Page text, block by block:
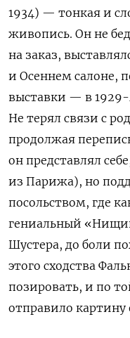
1934) — тонкая и
живопись. Он не
на заказ,
и Осеннем салоне,
выставки — в
Не терял связи с
продолжая
он представлял
из Парижа), но
посольством, где
гениальный
Шустера, до боли
этого сходства
позировать, и по
отправило картину